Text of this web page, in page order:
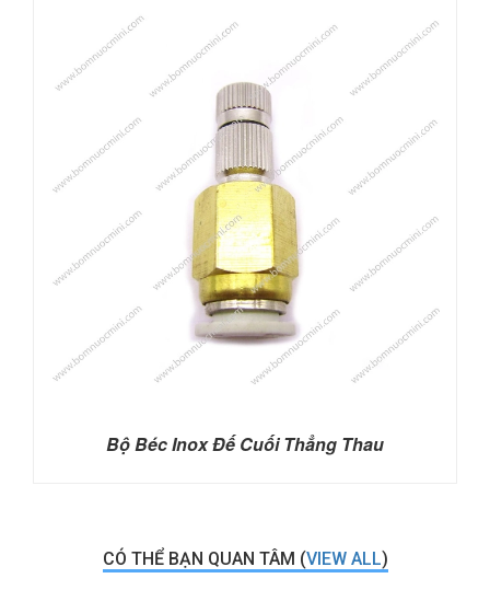
Bộ Béc Inox Đế Cuối Thẳng Thau
CÓ THỂ BẠN QUAN TÂM (VIEW ALL)